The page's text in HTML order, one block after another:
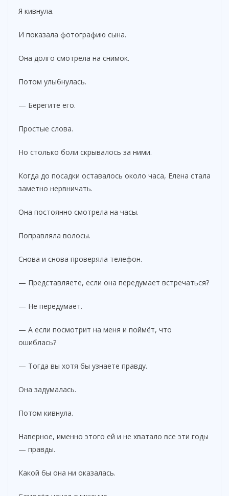
Я кивнула.
И показала фотографию сына.
Она долго смотрела на снимок.
Потом улыбнулась.
— Берегите его.
Простые слова.
Но столько боли скрывалось за ними.
Когда до посадки оставалось около часа, Елена стала
заметно нервничать.
Она постоянно смотрела на часы.
Поправляла волосы.
Снова и снова проверяла телефон.
— Представляете, если она передумает встречаться?
— Не передумает.
— А если посмотрит на меня и поймёт, что
ошиблась?
— Тогда вы хотя бы узнаете правду.
Она задумалась.
Потом кивнула.
Наверное, именно этого ей и не хватало все эти годы
— правды.
Какой бы она ни оказалась.